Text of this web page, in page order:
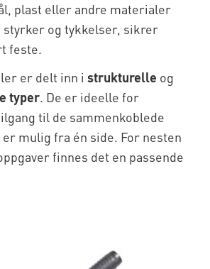
plast eller andre materialer
og tykkelser, sikrer
feste.
er delt inn i strukturelle og
typer. De er ideelle for
til de sammenkoblede
mulig fra én side. For nesten
finnes det en passende